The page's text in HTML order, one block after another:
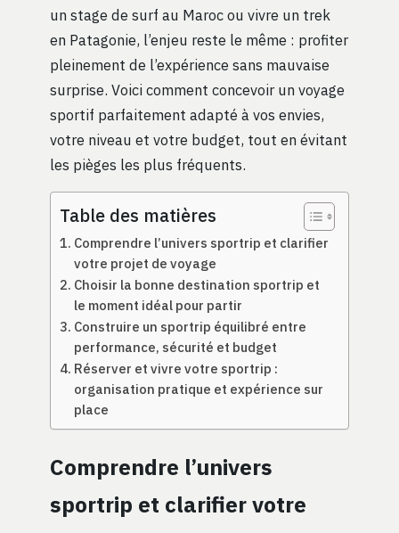
un stage de surf au Maroc ou vivre un trek
en Patagonie, l’enjeu reste le même : profiter
pleinement de l’expérience sans mauvaise
surprise. Voici comment concevoir un voyage
sportif parfaitement adapté à vos envies,
votre niveau et votre budget, tout en évitant
les pièges les plus fréquents.
Table des matières
Comprendre l’univers sportrip et clarifier
votre projet de voyage
Choisir la bonne destination sportrip et
le moment idéal pour partir
Construire un sportrip équilibré entre
performance, sécurité et budget
Réserver et vivre votre sportrip :
organisation pratique et expérience sur
place
Comprendre l’univers
sportrip et clarifier votre